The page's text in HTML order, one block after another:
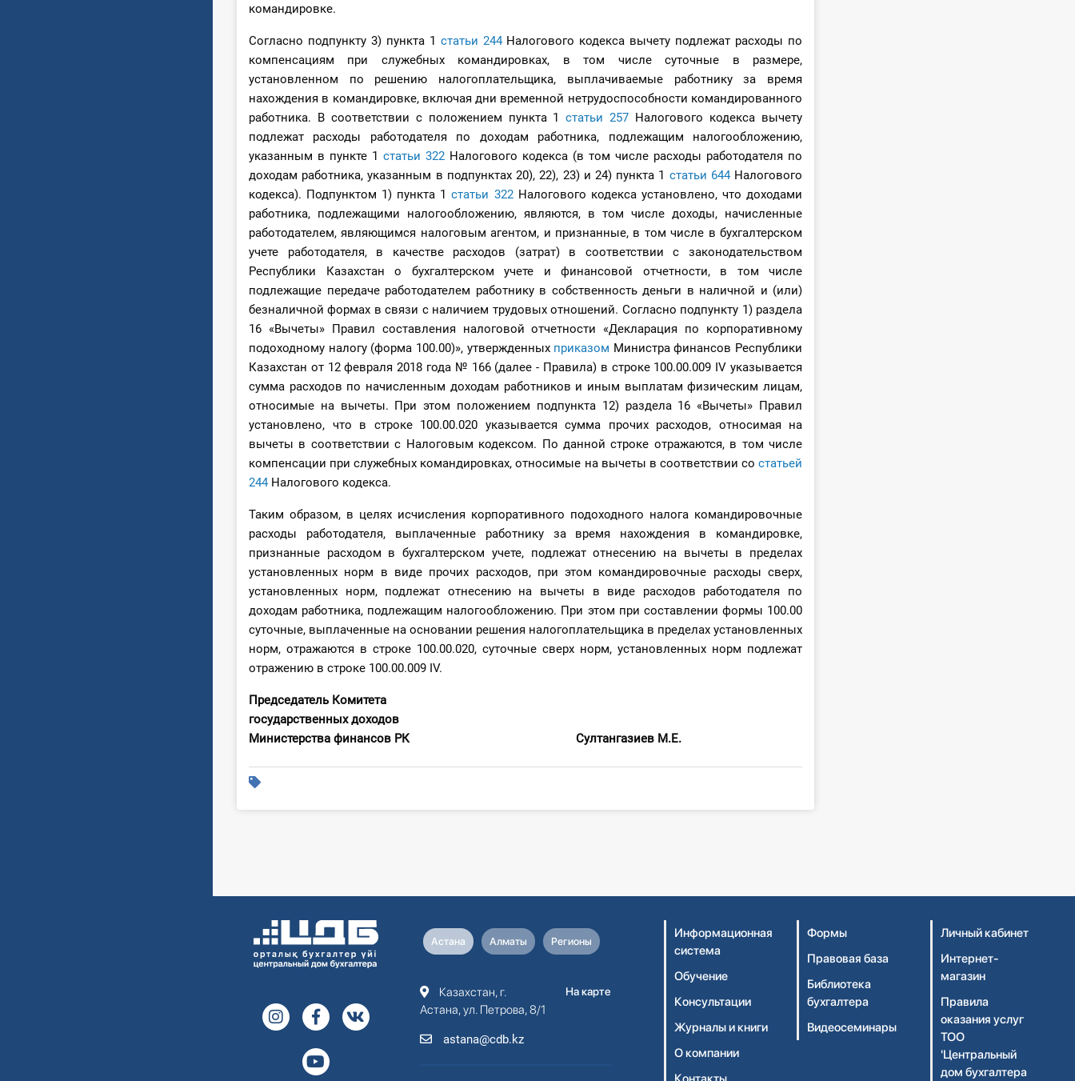
командировке.
Согласно подпункту 3) пункта 1 статьи 244 Налогового кодекса вычету подлежат расходы по
компенсациям при служебных командировках, в том числе суточные в размере,
установленном по решению налогоплательщика, выплачиваемые работнику за время
нахождения в командировке, включая дни временной нетрудоспособности командированного
работника. В соответствии с положением пункта 1статьи 257 Налогового кодекса вычету
подлежат расходы работодателя по доходам работника, подлежащим налогообложению,
указанным в пункте 1 статьи 322 Налогового кодекса (в том числе расходы работодателя по
доходам работника, указанным в подпунктах 20), 22), 23) и 24) пункта 1 статьи 644Налогового
кодекса). Подпунктом 1) пункта 1статьи 322Налогового кодекса установлено, что доходами
работника, подлежащими налогообложению, являются, в том числе доходы, начисленные
работодателем, являющимся налоговым агентом, и признанные, в том числе в бухгалтерском
учете работодателя, в качестве расходов (затрат) в соответствии с законодательством
Республики Казахстан о бухгалтерском учете и финансовой отчетности, в том числе
подлежащие передаче работодателем работнику в собственность деньги в наличной и (или)
безналичной формах в связи с наличием трудовых отношений. Согласно подпункту 1) раздела
16 «Вычеты» Правил составления налоговой отчетности «Декларация по корпоративному
подоходному налогу (форма 100.00)», утвержденных приказом Министра финансов Республики
Казахстан от 12 февраля 2018 года № 166 (далее - Правила) в строке 100.00.009 IV указывается
сумма расходов по начисленным доходам работников и иным выплатам физическим лицам,
относимые на вычеты. При этом положением подпункта 12) раздела 16 «Вычеты» Правил
установлено, что в строке 100.00.020 указывается сумма прочих расходов, относимая на
вычеты в соответствии с Налоговым кодексом. По данной строке отражаются, в том числе
компенсации при служебных командировках, относимые на вычеты в соответствии со статьей
244 Налогового кодекса.
Таким образом, в целях исчисления корпоративного подоходного налога командировочные
расходы работодателя, выплаченные работнику за время нахождения в командировке,
признанные расходом в бухгалтерском учете, подлежат отнесению на вычеты в пределах
установленных норм в виде прочих расходов, при этом командировочные расходы сверх,
установленных норм, подлежат отнесению на вычеты в виде расходов работодателя по
доходам работника, подлежащим налогообложению. При этом при составлении формы 100.00
суточные, выплаченные на основании решения налогоплательщика в пределах установленных
норм, отражаются в строке 100.00.020, суточные сверх норм, установленных норм подлежат
отражению в строке 100.00.009 IV.
Председатель Комитета
государственных доходов
Министерства финансов РК Султангазиев М.Е.
Астана Алматы Регионы
Казахстан, г.
Астана, ул. Петрова, 8/1
astana@cdb.kz
На карте
Информационная
система
Обучение
Консультации
Журналы и книги
О компании
Формы
Правовая база
Библиотека
бухгалтера
Видеосеминары
Личный кабинет
Интернет-
магазин
Правила
оказания услуг
ТОО
'Центральный
дом бухгалтера